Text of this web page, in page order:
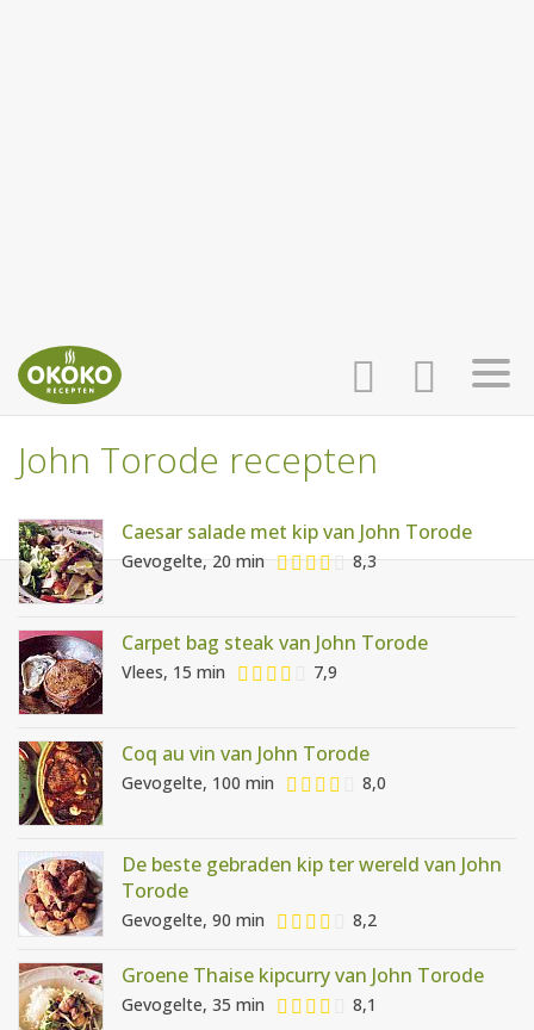
INLOGGEN
AANMELDEN
HOME
RECEPTEN
WEEKMENU'S
John Torode recepten
Caesar salade met kip van John Torode
Gevogelte, 20 min 8,3
Carpet bag steak van John Torode
Vlees, 15 min 7,9
Coq au vin van John Torode
Gevogelte, 100 min 8,0
De beste gebraden kip ter wereld van John
Torode
Gevogelte, 90 min 8,2
Groene Thaise kipcurry van John Torode
Gevogelte, 35 min 8,1